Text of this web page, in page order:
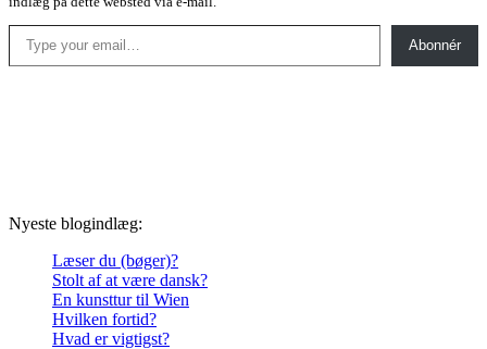
Type your email…
Abonnér
Nyeste blogindlæg:
Læser du (bøger)?
Stolt af at være dansk?
En kunsttur til Wien
Hvilken fortid?
Hvad er vigtigst?